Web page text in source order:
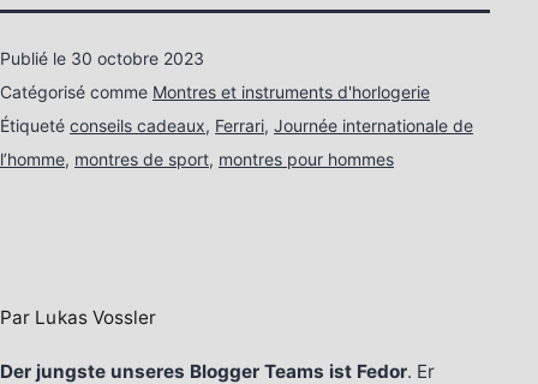
Publié le 30 octobre 2023
Catégorisé comme Montres et instruments d'horlogerie
Étiqueté conseils cadeaux, Ferrari, Journée internationale de
l’homme, montres de sport, montres pour hommes
Par Lukas Vossler
Der jungste unseres Blogger Teams ist Fedor. Er